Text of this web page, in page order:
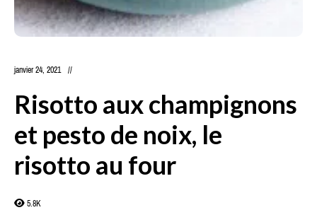
janvier 24, 2021
Risotto aux champignons
et pesto de noix, le
risotto au four
5.8K